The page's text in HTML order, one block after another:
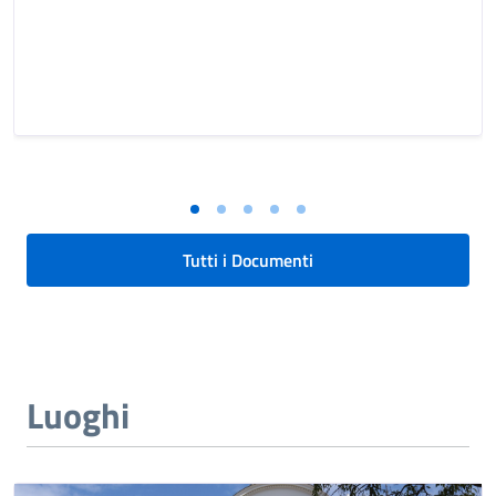
Tutti i Documenti
Luoghi